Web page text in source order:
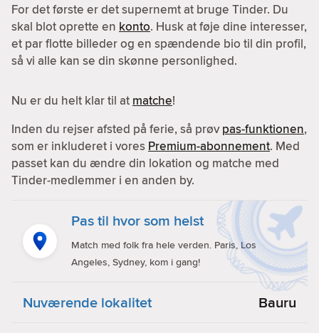
For det første er det supernemt at bruge Tinder. Du
skal blot oprette en konto. Husk at føje dine interesser,
et par flotte billeder og en spændende bio til din profil,
så vi alle kan se din skønne personlighed.
Nu er du helt klar til at matche!
Inden du rejser afsted på ferie, så prøvpas-funktionen,
som er inkluderet i vores Premium-abonnement. Med
passet kan du ændre din lokation og matche med
Tinder-medlemmer i en anden by.
Pas til hvor som helst
Match med folk fra hele verden. Paris, Los
Angeles, Sydney, kom i gang!
Nuværende lokalitet Bauru